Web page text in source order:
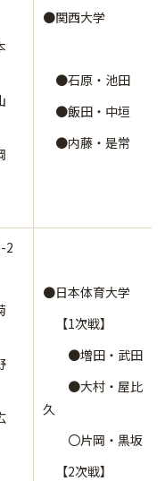
●関西大学
●石原・池田
●飯田・中垣
●内藤・是常
2
●日本体育大学
【1次戦】
●増田・武田
●大村・屋比
久
〇片岡・黒坂
【2次戦】